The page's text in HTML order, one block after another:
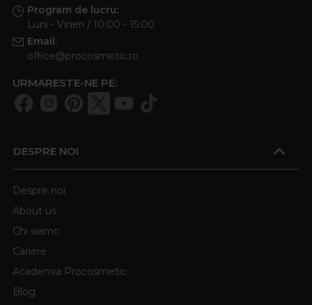
Program de lucru:
Luni - Vineri / 10:00 - 15:00
Email:
office@procosmetic.ro
URMARESTE-NE PE:
DESPRE NOI
Despre noi
About us
Chi siamo
Cariere
Academia Procosmetic
Blog